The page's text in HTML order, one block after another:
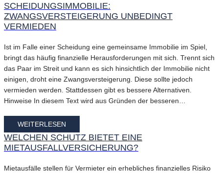
SCHEIDUNGSIMMOBILIE:
ZWANGSVERSTEIGERUNG UNBEDINGT
VERMIEDEN
Ist im Falle einer Scheidung eine gemeinsame Immobilie im Spiel,
bringt das häufig finanzielle Herausforderungen mit sich. Trennt sich
das Paar im Streit und kann es sich hinsichtlich der Immobilie nicht
einigen, droht eine Zwangsversteigerung. Diese sollte jedoch
vermieden werden. Stattdessen gibt es bessere Alternativen.
Hinweise In diesem Text wird aus Gründen der besseren…
WEITERLESEN
WELCHEN SCHUTZ BIETET EINE
MIETAUSFALLVERSICHERUNG?
Mietausfälle stellen für Vermieter ein erhebliches finanzielles Risiko